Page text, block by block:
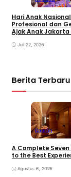
Hari Anak
Profesional dan
Ajak Anak Jakarta
Permainan Edukatif
Juli 22, 2026
Berita Terbaru
Daerah
A Complete
to the Best
Agustus 6, 2026